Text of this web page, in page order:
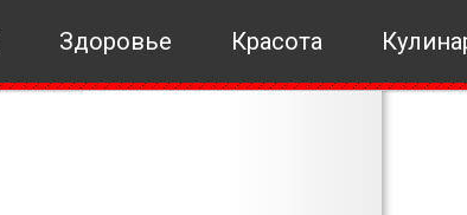
Здоровье Красота